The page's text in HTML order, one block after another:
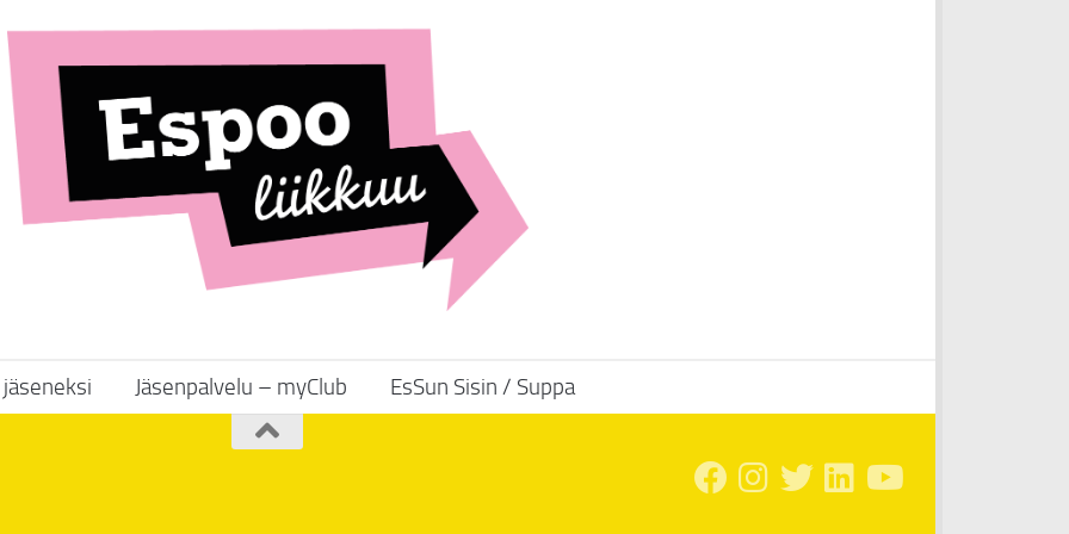
Jäsenpalvelu – myClub EsSun Sisin / Suppa